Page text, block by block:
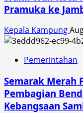
Pramuka ke
Kepala Kampung
Pemerintahan
Semarak Merah
Pembagian
Kebangsaan